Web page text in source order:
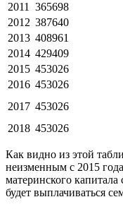
2011
365698
2012 387640
2013 408961
2014 429409
2015 453026
2016 453026
2017 453026
2018 453026
Как видно из этой
неизменным с 2015
материнского
будет выплачиваться